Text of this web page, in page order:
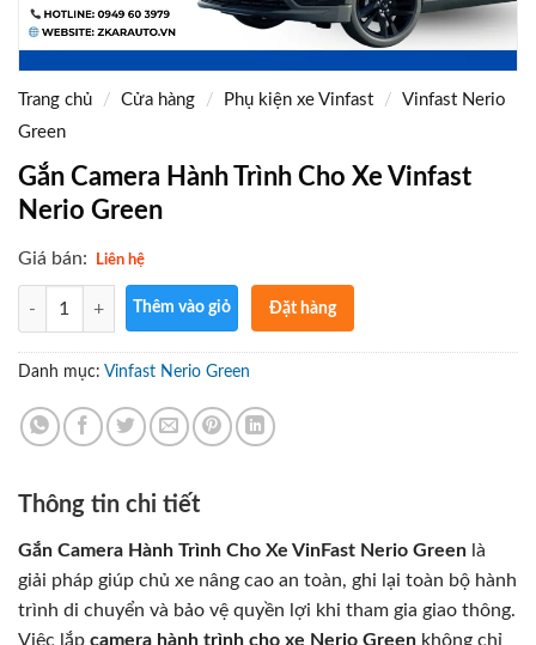
Trang chủ / Cửa hàng / Phụ kiện xe Vinfast / Vinfast Nerio
Green
Gắn Camera Hành Trình Cho Xe Vinfast
Nerio Green
Giá bán: Liên hệ
Số lượng
Thêm vào giỏ
Đặt hàng
Danh mục: Vinfast Nerio Green
Thông tin chi tiết
Gắn Camera Hành Trình Cho Xe VinFast Nerio Green là
giải pháp giúp chủ xe nâng cao an toàn, ghi lại toàn bộ hành
trình di chuyển và bảo vệ quyền lợi khi tham gia giao thông.
Việc lắp camera hành trình cho xe Nerio Green không chỉ